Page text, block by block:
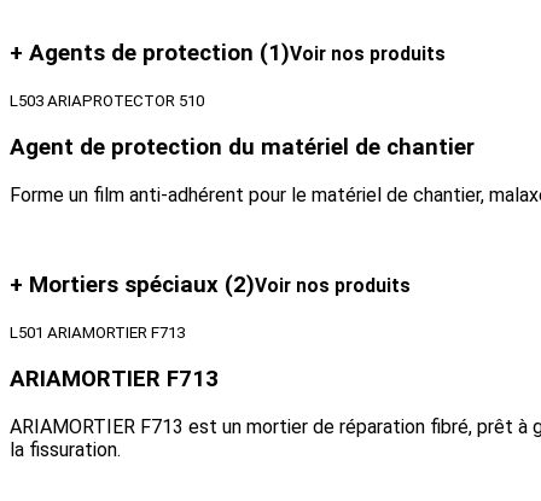
+ Agents de protection (1)Voir nos produits
L503 ARIAPROTECTOR 510
Agent de protection du matériel de chantier
Forme un film anti-adhérent pour le matériel de chantier,
+ Mortiers spéciaux (2)Voir nos produits
L501 ARIAMORTIER F713
ARIAMORTIER F713
ARIAMORTIER F713 est un mortier de réparation fibré, prêt
la fissuration.